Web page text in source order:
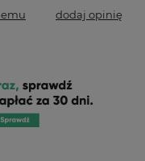
dodaj opinię